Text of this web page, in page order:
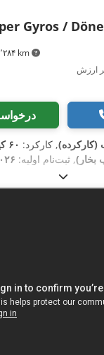
۴٬۲۸۴ km
Gyros /
ارزش
(کارکرده), کارکرد: ۶۰ کیلومتر
, ثبت‌نام اولیه:
, وزن کل:
کلاس انتشار:یورو ۶ ,